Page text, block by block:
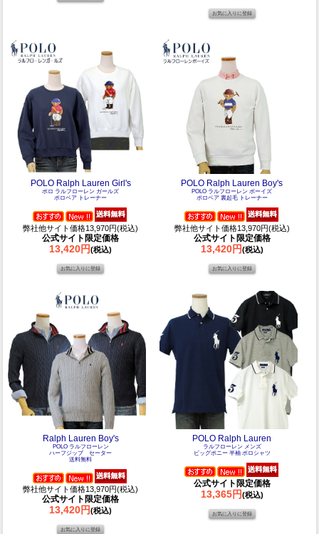
POLO Ralph Lauren Girl's
ポロ ラルフローレン ガールズ
ポロベア トレーナー
弊社他サイト価格13,970円(税込)
公式サイト限定価格
13,420円(税込)
POLO Ralph Lauren Boy's
POLO ラルフローレン ボーイズ
ポロベア 裏起毛 トレーナー
弊社他サイト価格13,970円(税込)
公式サイト限定価格
13,420円(税込)
Ralph Lauren Boy's
POLO ラルフローレン
ハーフジップ セーター
送料無料
弊社他サイト価格13,970円(税込)
公式サイト限定価格
13,420円(税込)
POLO Ralph Lauren
ラルフローレン メンズ
ビッグポニー 半袖 ポロシャツ
公式サイト限定価格
13,365円(税込)